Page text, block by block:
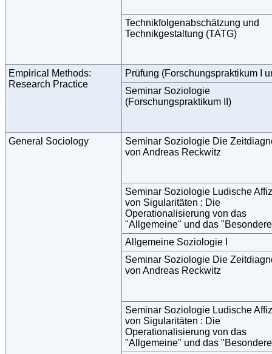
Technikfolgenabschätzung und
Technikgestaltung (TATG)
Empirical Methods:
Research Practice
Prüfung (Forschungspraktikum I
Seminar Soziologie
(Forschungspraktikum II)
General Sociology
Seminar Soziologie Die
von Andreas Reckwitz
Seminar Soziologie Ludische
von Sigularitäten : Die
Operationalisierung von das
"Allgemeine" und das
Allgemeine Soziologie I
Seminar Soziologie Die
von Andreas Reckwitz
Seminar Soziologie Ludische
von Sigularitäten : Die
Operationalisierung von das
"Allgemeine" und das